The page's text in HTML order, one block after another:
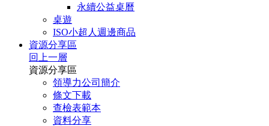
永續公益桌曆
桌遊
ISO小超人週邊商品
資源分享區
回上一層
資源分享區
領導力公司簡介
條文下載
查檢表範本
資料分享